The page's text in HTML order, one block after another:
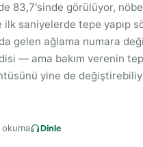
83,7'sinde görülüyor,
ilk saniyelerde tepe yapıp
gelen ağlama numara değil
— ama bakım verenin
yine de
Dinle